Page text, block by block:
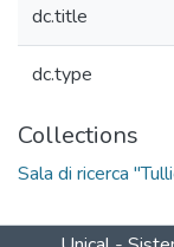
dc.title
dc.type
Collections
Sala di ricerca